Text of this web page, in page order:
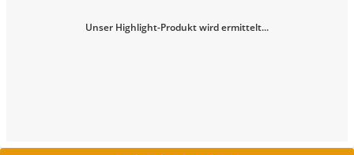
Unser Highlight-Produkt wird ermittelt...